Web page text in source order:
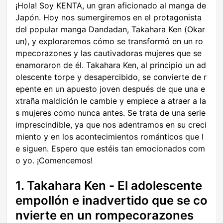
¡Hola! Soy KENTA, un gran aficionado al manga de
Japón. Hoy nos sumergiremos en el protagonista
del popular manga Dandadan, Takahara Ken (Okar
un), y exploraremos cómo se transformó en un ro
mpecorazones y las cautivadoras mujeres que se
enamoraron de él. Takahara Ken, al principio un ad
olescente torpe y desapercibido, se convierte de r
epente en un apuesto joven después de que una e
xtraña maldición le cambie y empiece a atraer a la
s mujeres como nunca antes. Se trata de una serie
imprescindible, ya que nos adentramos en su creci
miento y en los acontecimientos románticos que l
e siguen. Espero que estéis tan emocionados com
o yo. ¡Comencemos!
1. Takahara Ken - El adolescente
empollón e inadvertido que se co
nvierte en un rompecorazones